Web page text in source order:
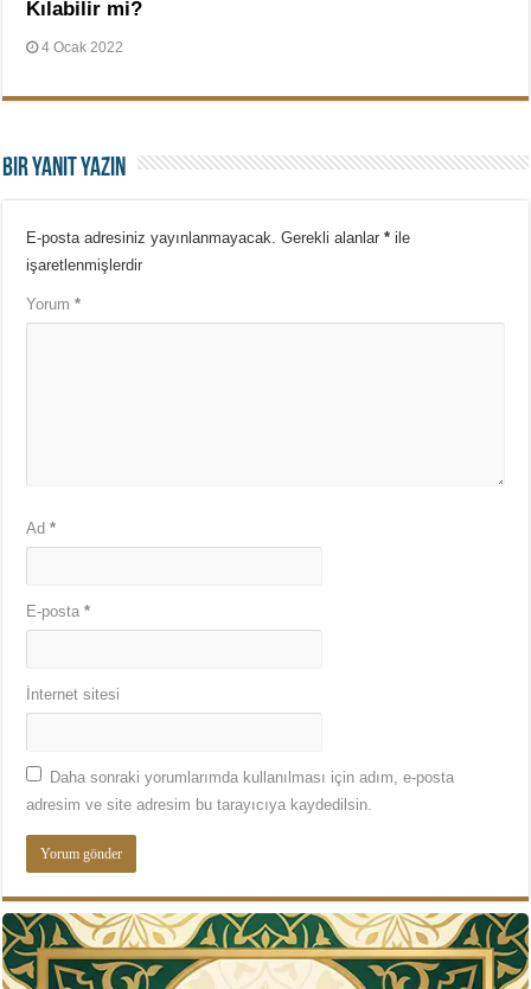
Kılabilir mi?
4 Ocak 2022
Bir yanıt yazın
E-posta adresiniz yayınlanmayacak. Gerekli alanlar* ile
işaretlenmişlerdir
Yorum*
Ad*
E-posta*
İnternet sitesi
Daha sonraki yorumlarımda kullanılması için adım, e-posta
adresim ve site adresim bu tarayıcıya kaydedilsin.